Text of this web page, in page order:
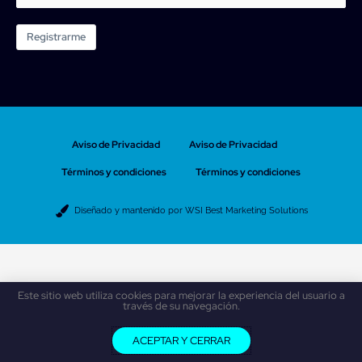
Registrarme
Aviso de Privacidad Aviso de Privacidad
Términos y condiciones Términos y condiciones
Diseñado y mantenido por WSI Best Marketing Solutions
Este sitio web utiliza cookies para mejorar la experiencia del usuario a
través de su navegación.
ACEPTAR Y CERRAR